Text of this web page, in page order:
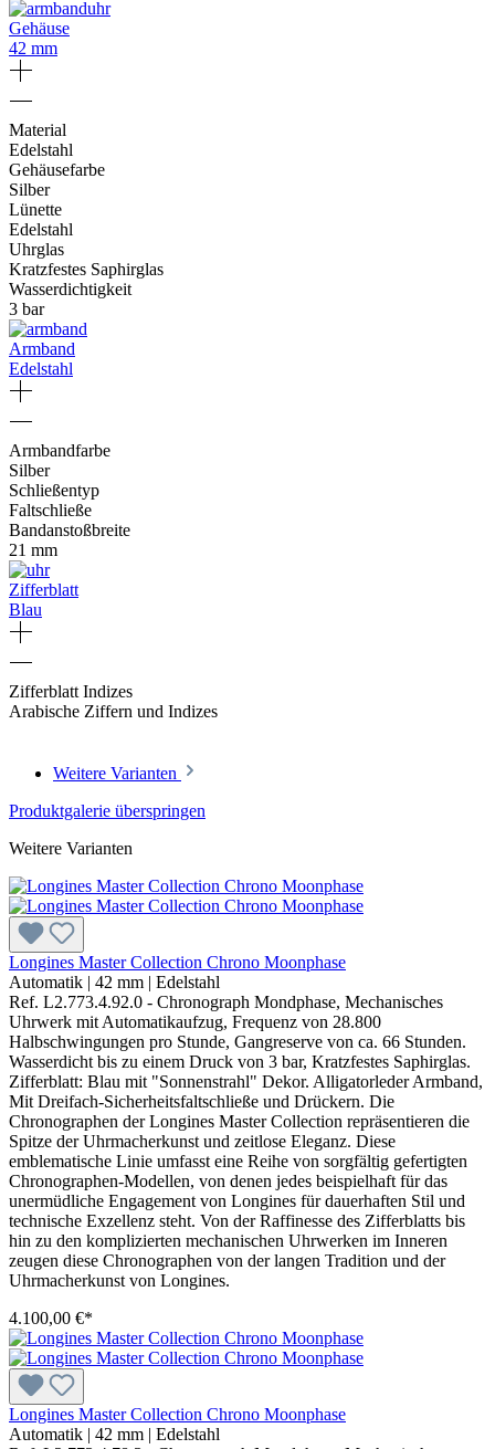
Gehäuse
42 mm
Material
Edelstahl
Gehäusefarbe
Silber
Lünette
Edelstahl
Uhrglas
Kratzfestes Saphirglas
Wasserdichtigkeit
3 bar
Armband
Edelstahl
Armbandfarbe
Silber
Schließentyp
Faltschließe
Bandanstoßbreite
21 mm
Zifferblatt
Blau
Zifferblatt Indizes
Arabische Ziffern und Indizes
Weitere Varianten
Produktgalerie überspringen
Weitere Varianten
Longines Master Collection Chrono Moonphase
Automatik | 42 mm | Edelstahl
Ref. L2.773.4.92.0 - Chronograph Mondphase, Mechanisches
Uhrwerk mit Automatikaufzug, Frequenz von 28.800
Halbschwingungen pro Stunde, Gangreserve von ca. 66 Stunden.
Wasserdicht bis zu einem Druck von 3 bar, Kratzfestes Saphirglas.
Zifferblatt: Blau mit "Sonnenstrahl" Dekor. Alligatorleder Armband,
Mit Dreifach-Sicherheitsfaltschließe und Drückern. Die
Chronographen der Longines Master Collection repräsentieren die
Spitze der Uhrmacherkunst und zeitlose Eleganz. Diese
emblematische Linie umfasst eine Reihe von sorgfältig gefertigten
Chronographen-Modellen, von denen jedes beispielhaft für das
unermüdliche Engagement von Longines für dauerhaften Stil und
technische Exzellenz steht. Von der Raffinesse des Zifferblatts bis
hin zu den komplizierten mechanischen Uhrwerken im Inneren
zeugen diese Chronographen von der langen Tradition und der
Uhrmacherkunst von Longines.
4.100,00 €*
Longines Master Collection Chrono Moonphase
Automatik | 42 mm | Edelstahl